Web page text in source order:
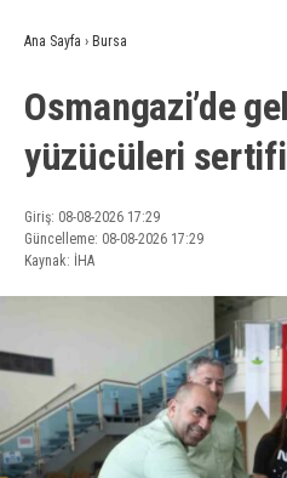
Ana Sayfa › Bursa
Osmangazi’de
yüzücüleri
Giriş: 08-08-2026 17:29
Güncelleme: 08-08-2026 17:29
Kaynak: İHA